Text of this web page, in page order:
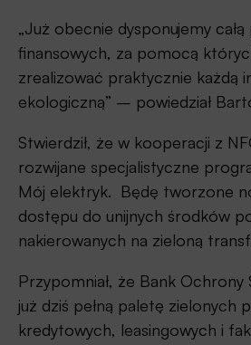
„Już obecnie dysponujemy
finansowych, za pomocą
zrealizować praktycznie każdą
ekologiczną” – powiedział
Stwierdził, że w kooperacji z
rozwijane specjalistyczne
Mój elektryk. Będę tworzone
dostępu do unijnych środków
nakierowanych na zieloną
Przypomniał, że Bank
już dziś pełną paletę zielonych
kredytowych, leasingowych i